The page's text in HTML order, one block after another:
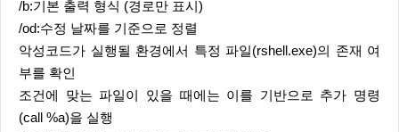
/b:기본 출력 형식 (경로만 표시)
/od:수정 날짜를 기준으로 정렬
악성코드가 실행될 환경에서 특정 파일(rshell.exe)의 존재 여
부를 확인
조건에 맞는 파일이 있을 때에는 이를 기반으로 추가 명령
(call %a)을 실행